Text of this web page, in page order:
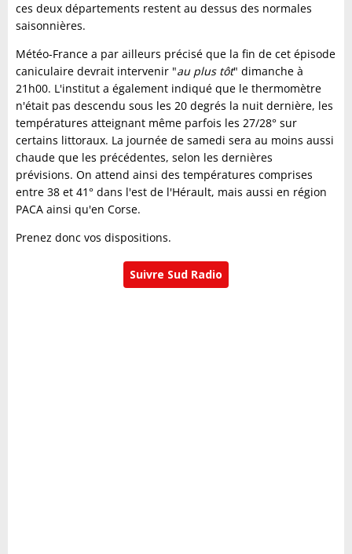
ces deux départements restent au dessus des normales
saisonnières.
Météo-France a par ailleurs précisé que la fin de cet épisode
caniculaire devrait intervenir "au plus tôt" dimanche à
21h00. L'institut a également indiqué que le thermomètre
n'était pas descendu sous les 20 degrés la nuit dernière, les
températures atteignant même parfois les 27/28° sur
certains littoraux. La journée de samedi sera au moins aussi
chaude que les précédentes, selon les dernières
prévisions. On attend ainsi des températures comprises
entre 38 et 41° dans l'est de l'Hérault, mais aussi en région
PACA ainsi qu'en Corse.
Prenez donc vos dispositions.
Suivre Sud Radio